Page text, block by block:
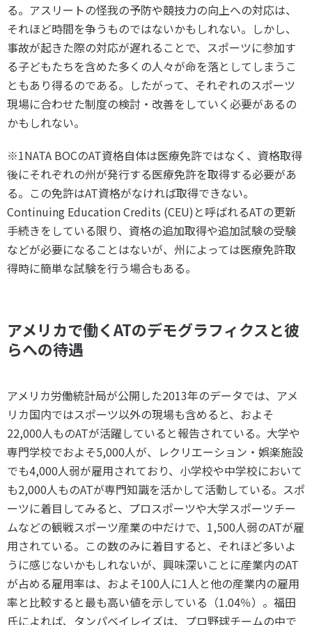
る。アスリートの怪我の予防や競技力の向上への対応は、
それほど時間を争うものではないかもしれない。しかし、
事故が起きた際の対応が遅れることで、スポーツに参加す
る子どもたちを含めた多くの人々が命を落としてしまうこ
ともあり得るのである。したがって、それぞれのスポーツ
現場に合わせた制度の検討・改善をしていく必要があるの
かもしれない。
※1NATA BOCのAT資格自体は医療免許ではなく、資格取得
後にそれぞれの州が発行する医療免許を取得する必要があ
る。この免許はAT資格がなければ取得できない。
Continuing Education Credits (CEU)と呼ばれるATの更新
手続きをしている限り、資格の追加取得や追加試験の受験
などが必要になることはないが、州によっては医療免許取
得時に簡単な試験を行う場合もある。
アメリカで働くATのデモグラフィクスと彼
らへの待遇
アメリカ労働統計局が公開した2013年のデータでは、アメ
リカ国内ではスポーツ以外の現場も含めると、およそ
22,000人ものATが活躍していると報告されている。大学や
専門学校でおよそ5,000人が、レクリエーション・娯楽施設
でも4,000人弱が雇用されており、小学校や中学校において
も2,000人ものATが専門知識を活かして活動している。スポ
ーツに着目してみると、プロスポーツや大学スポーツチー
ムなどの観戦スポーツ産業の中だけで、1,500人弱のATが雇
用されている。この数のみに着目すると、それほど多いよ
うに感じないかもしれないが、興味深いことに産業内のAT
が占める雇用率は、およそ100人に1人と他の産業内の雇用
率と比較すると最も高い値を示している（1.04％）。福田
氏によれば、タンパベイレイズは、プロ野球チームの中で